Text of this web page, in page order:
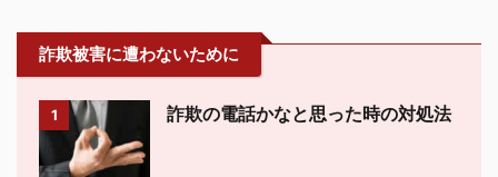
詐欺被害に遭わないために
1 詐欺の電話かなと思った時の対処法